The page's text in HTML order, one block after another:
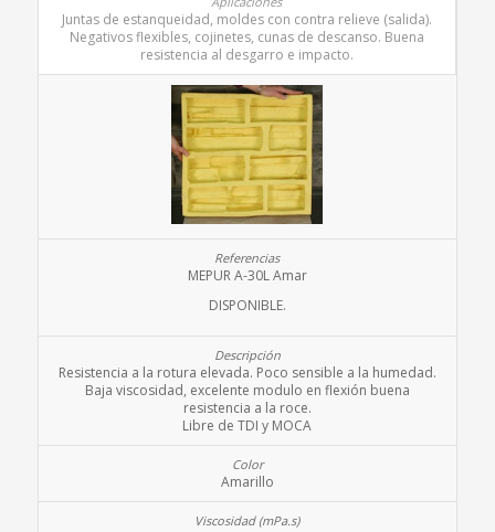
Juntas de estanqueidad, moldes con contra relieve (salida).
Negativos flexibles, cojinetes, cunas de descanso. Buena
resistencia al desgarro e impacto.
MEPUR A-30L Amar
DISPONIBLE.
Resistencia a la rotura elevada. Poco sensible a la humedad.
Baja viscosidad, excelente modulo en flexión buena
resistencia a la roce.
Libre de TDI y MOCA
Amarillo